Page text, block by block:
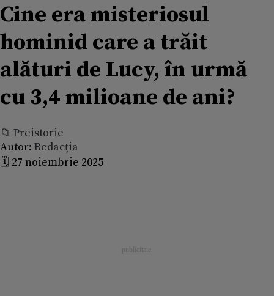
Cine era misteriosul
hominid care a trăit
alături de Lucy, în urmă
cu 3,4 milioane de ani?
📁 Preistorie
Autor: Redacția
🗓️ 27 noiembrie 2025